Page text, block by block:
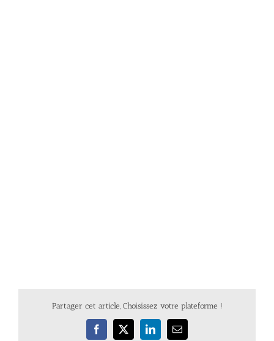
Partager cet article, Choisissez votre plateforme !
Facebook
X LinkedInEmail